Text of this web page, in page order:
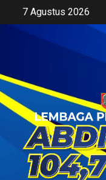
content
7 Agustus 2026